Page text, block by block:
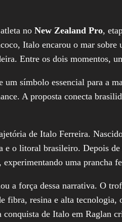
no New Zealand Pro,
Italo encarou o mar
Entre os dois momentos,
um símbolo essencial para a
A proposta conecta
de Italo Ferreira.
o litoral brasileiro. Depois
uma prancha
a força dessa narrativa. O
fibra, resina e alta tecnologia,
de Italo em Raglan